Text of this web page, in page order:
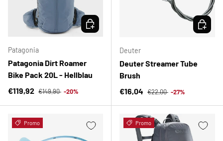
Patagonia
Patagonia Dirt Roamer
Bike Pack 20L - Hellblau
Verkaufspreis
€119,92 Normaler Preis
€149,90 -20%
OPTIONEN AUSWÄHLEN
Deuter
Deuter Streamer Tube
Brush
Verkaufspreis
€16,04 Normaler Preis
€22,00 -27%
Promo Promo